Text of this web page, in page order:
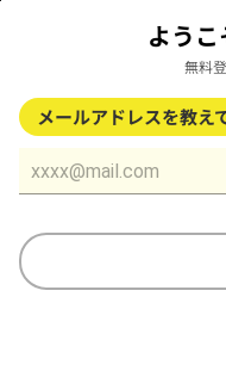
ようこ
無料
メールアドレスを教え